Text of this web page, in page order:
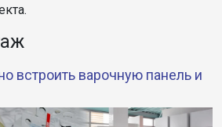
встроить варочную панель и